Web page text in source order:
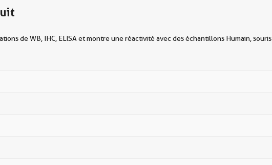
de WB, IHC, ELISA et montre une réactivité avec des échantillons Humain, souris